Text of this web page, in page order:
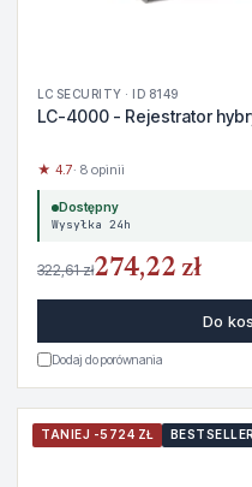
LC SECURITY · ID 8149
LC-4000 - Rejestrator
★ 4.7· 8 opinii
Dostępny
Wysyłka 24h
322,61 zł274,22 zł
Do
Dodaj do porównania
TANIEJ -5724 ZŁ BESTSELLER